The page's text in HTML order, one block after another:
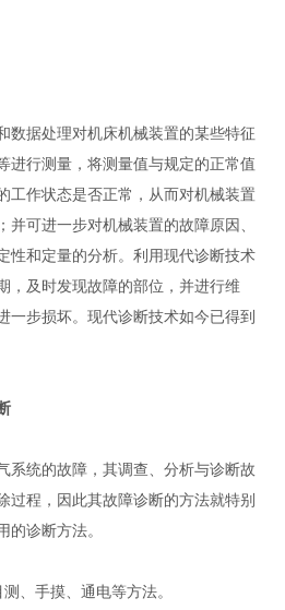
据处理对机床机械装置的某些特征
进行测量，将测量值与规定的正常值
工作状态是否正常，从而对机械装置
并可进一步对机械装置的故障原因、
性和定量的分析。利用现代诊断技术
，及时发现故障的部位，并进行维
一步损坏。现代诊断技术如今已得到
统的故障，其调查、分析与诊断故
过程，因此其故障诊断的方法就特别
的诊断方法。
手摸、通电等方法。